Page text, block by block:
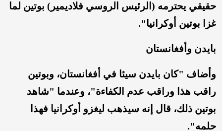
حقيقي يحترمه (الرئيس الروسي فلاديمير) بوتين لما
غزا بوتين أوكرانيا".
بايدن وأفغانستان
وأضاف "كان بايدن سيئا في أفغانستان، وبوتين
راقب هذا وراقب عدم الكفاءة"، وعندما "شاهد
بوتين ذلك، قال إنه سيذهب ليغزو أوكرانيا فهذا
حلمه".